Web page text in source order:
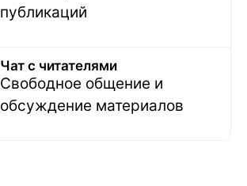
публикаций
Чат с читателями
Свободное общение и
обсуждение материалов